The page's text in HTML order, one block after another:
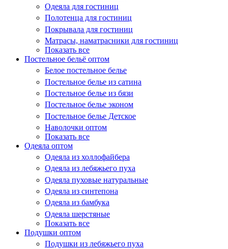
Одеяла для гостиниц
Полотенца для гостиниц
Покрывала для гостиниц
Матрасы, наматрасники для гостиниц
Показать все
Постельное бельё оптом
Белое постельное белье
Постельное белье из сатина
Постельное белье из бязи
Постельное белье эконом
Постельное белье Детское
Наволочки оптом
Показать все
Одеяла оптом
Одеяла из холлофайбера
Одеяла из лебяжьего пуха
Одеяла пуховые натуральные
Одеяла из синтепона
Одеяла из бамбука
Одеяла шерстяные
Показать все
Подушки оптом
Подушки из лебяжьего пуха